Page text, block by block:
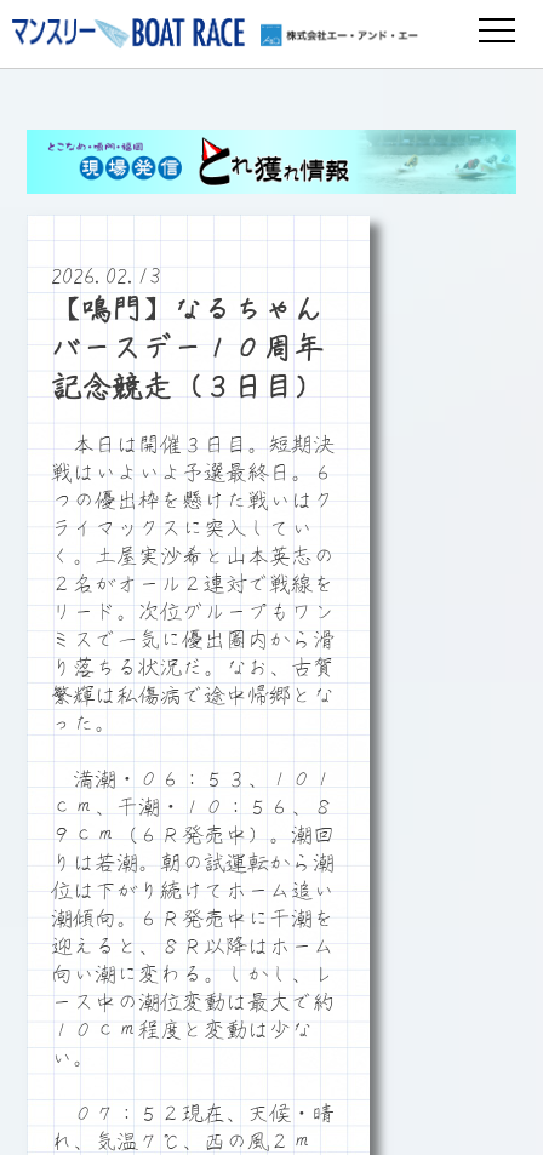
2026.02.13
【鳴門】なるちゃん
バースデー１０周年
記念競走（３日目）
本日は開催３日目。短期決
戦はいよいよ予選最終日。６
つの優出枠を懸けた戦いはク
ライマックスに突入してい
く。土屋実沙希と山本英志の
２名がオール２連対で戦線を
リード。次位グループもワン
ミスで一気に優出圏内から滑
り落ちる状況だ。なお、古賀
繁輝は私傷病で途中帰郷とな
った。
満潮・０６：５３、１０１
ｃｍ、干潮・１０：５６、８
９ｃｍ（６Ｒ発売中）。潮回
りは若潮。朝の試運転から潮
位は下がり続けてホーム追い
潮傾向。６Ｒ発売中に干潮を
迎えると、８Ｒ以降はホーム
向い潮に変わる。しかし、レ
ース中の潮位変動は最大で約
１０ｃｍ程度と変動は少な
い。
０７：５２現在、天候・晴
れ、気温７℃、西の風２ｍ